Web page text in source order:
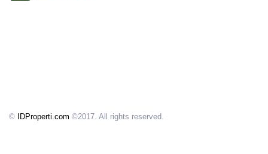
© IDProperti.com ©2017. All rights reserved.